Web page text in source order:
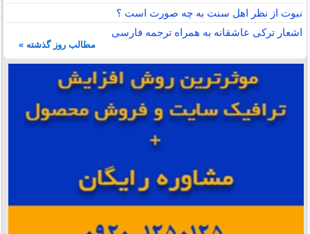
نبوت از نظر اهل سنت به چه صورت است ؟
اشعار ترکی عاشقانه به همراه ترجمه فارسی
مطالب روز گذشته »